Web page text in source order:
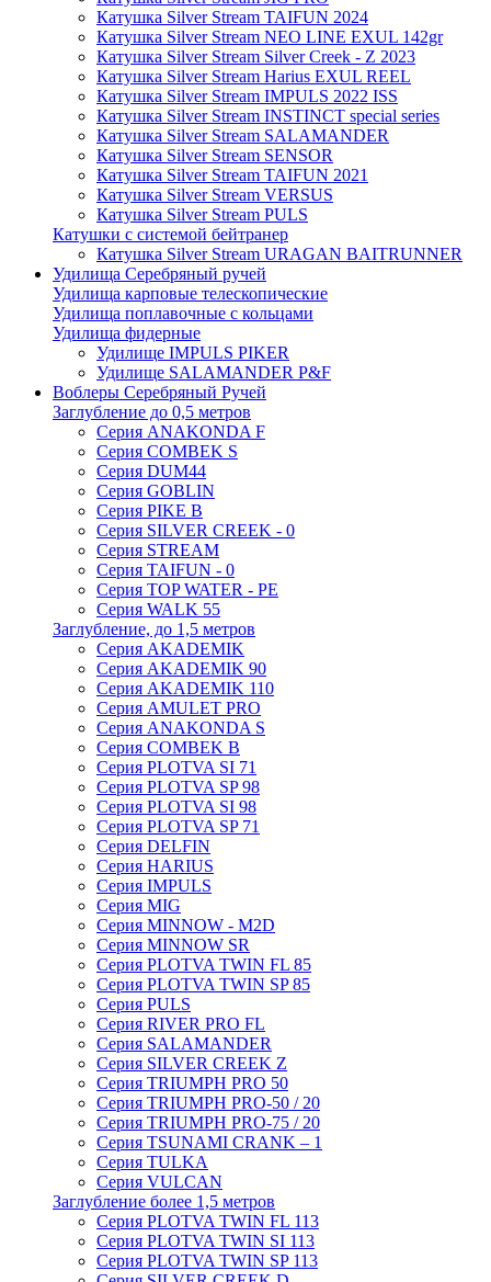
Катушка Silver Stream TAIFUN 2024
Катушка Silver Stream NEO LINE EXUL 142gr
Катушка Silver Stream Silver Creek - Z 2023
Катушка Silver Stream Harius EXUL REEL
Катушка Silver Stream IMPULS 2022 ISS
Катушка Silver Stream INSTINCT special series
Катушка Silver Stream SALAMANDER
Катушка Silver Stream SENSOR
Катушка Silver Stream TAIFUN 2021
Катушка Silver Stream VERSUS
Катушка Silver Stream PULS
Катушки с системой бейтранер
Катушка Silver Stream URAGAN BAITRUNNER
Удилища Серебряный ручей
Удилища карповые телескопические
Удилища поплавочные с кольцами
Удилища фидерные
Удилище IMPULS PIKER
Удилище SALAMANDER P&F
Воблеры Серебряный Ручей
Заглубление до 0,5 метров
Серия ANAKONDA F
Серия COMBEK S
Серия DUM44
Серия GOBLIN
Серия PIKE B
Серия SILVER CREEK - 0
Серия STREAM
Серия TAIFUN - 0
Серия TOP WATER - PE
Серия WALK 55
Заглубление, до 1,5 метров
Серия AKADEMIK
Серия AKADEMIK 90
Серия AKADEMIK 110
Серия AMULET PRO
Серия ANAKONDA S
Серия COMBEK B
Серия PLOTVA SI 71
Серия PLOTVA SP 98
Серия PLOTVA SI 98
Серия PLOTVA SP 71
Серия DELFIN
Серия HARIUS
Серия IMPULS
Серия MIG
Серия MINNOW - M2D
Серия MINNOW SR
Серия PLOTVA TWIN FL 85
Серия PLOTVA TWIN SP 85
Серия PULS
Серия RIVER PRO FL
Серия SALAMANDER
Серия SILVER CREEK Z
Серия TRIUMPH PRO 50
Серия TRIUMPH PRO-50 / 20
Серия TRIUMPH PRO-75 / 20
Серия TSUNAMI CRANK – 1
Серия TULKA
Серия VULCAN
Заглубление более 1,5 метров
Серия PLOTVA TWIN FL 113
Серия PLOTVA TWIN SI 113
Серия PLOTVA TWIN SP 113